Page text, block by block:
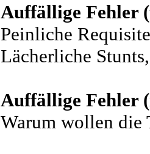
Auffällige Fehler
Peinliche
Lächerliche
Auffällige Fehler
Warum wollen die